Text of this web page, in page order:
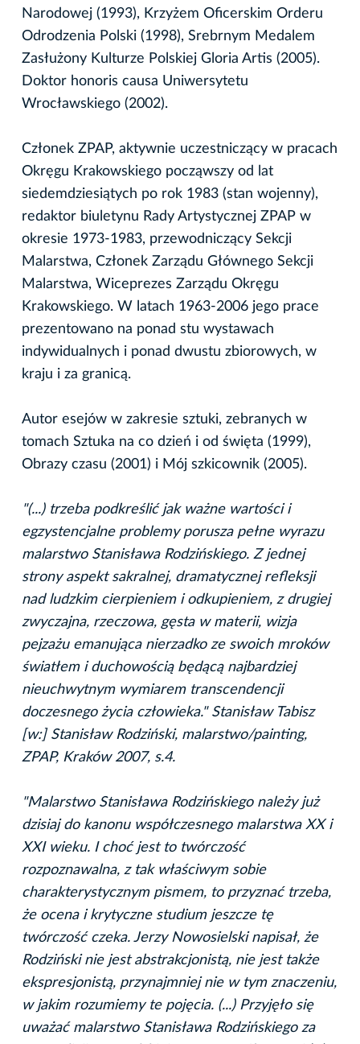
Narodowej (1993), Krzyżem Oficerskim Orderu
Odrodzenia Polski (1998), Srebrnym Medalem
Zasłużony Kulturze Polskiej Gloria Artis (2005).
Doktor honoris causa Uniwersytetu
Wrocławskiego (2002).
Członek ZPAP, aktywnie uczestniczący w pracach
Okręgu Krakowskiego począwszy od lat
siedemdziesiątych po rok 1983 (stan wojenny),
redaktor biuletynu Rady Artystycznej ZPAP w
okresie 1973-1983, przewodniczący Sekcji
Malarstwa, Członek Zarządu Głównego Sekcji
Malarstwa, Wiceprezes Zarządu Okręgu
Krakowskiego. W latach 1963-2006 jego prace
prezentowano na ponad stu wystawach
indywidualnych i ponad dwustu zbiorowych, w
kraju i za granicą.
Autor esejów w zakresie sztuki, zebranych w
tomach Sztuka na co dzień i od święta (1999),
Obrazy czasu (2001) i Mój szkicownik (2005).
"(...) trzeba podkreślić jak ważne wartości i
egzystencjalne problemy porusza pełne wyrazu
malarstwo Stanisława Rodzińskiego. Z jednej
strony aspekt sakralnej, dramatycznej refleksji
nad ludzkim cierpieniem i odkupieniem, z drugiej
zwyczajna, rzeczowa, gęsta w materii, wizja
pejzażu emanująca nierzadko ze swoich mroków
światłem i duchowością będącą najbardziej
nieuchwytnym wymiarem transcendencji
doczesnego życia człowieka." Stanisław Tabisz
[w:] Stanisław Rodziński, malarstwo/painting,
ZPAP, Kraków 2007, s.4.
"Malarstwo Stanisława Rodzińskiego należy już
dzisiaj do kanonu współczesnego malarstwa XX i
XXI wieku. I choć jest to twórczość
rozpoznawalna, z tak właściwym sobie
charakterystycznym pismem, to przyznać trzeba,
że ocena i krytyczne studium jeszcze tę
twórczość czeka. Jerzy Nowosielski napisał, że
Rodziński nie jest abstrakcjonistą, nie jest także
ekspresjonistą, przynajmniej nie w tym znaczeniu,
w jakim rozumiemy te pojęcia. (...) Przyjęło się
uważać malarstwo Stanisława Rodzińskiego za